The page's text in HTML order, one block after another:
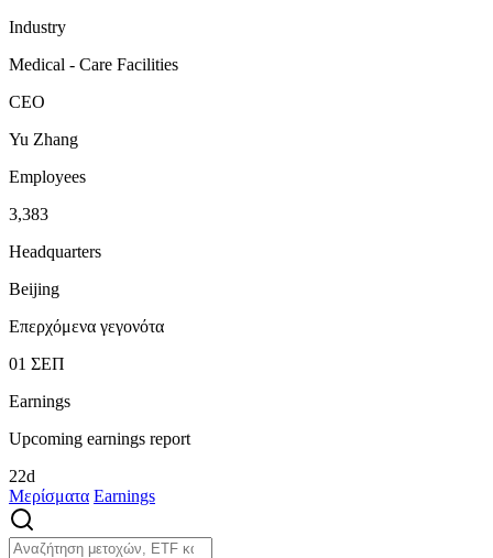
Industry
Medical - Care Facilities
CEO
Yu Zhang
Employees
3,383
Headquarters
Beijing
Επερχόμενα γεγονότα
01 ΣΕΠ
Earnings
Upcoming earnings report
22d
Μερίσματα Earnings